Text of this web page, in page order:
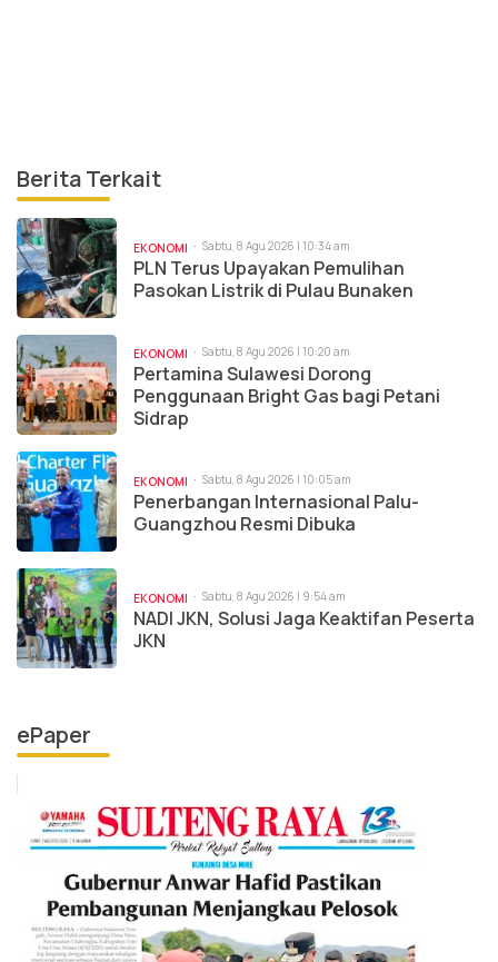
Berita Terkait
EKONOMI Sabtu, 8 Agu 2026 | 10:34 am
PLN Terus Upayakan Pemulihan
Pasokan Listrik di Pulau Bunaken
EKONOMI Sabtu, 8 Agu 2026 | 10:20 am
Pertamina Sulawesi Dorong
Penggunaan Bright Gas bagi Petani
Sidrap
EKONOMI Sabtu, 8 Agu 2026 | 10:05 am
Penerbangan Internasional Palu-
Guangzhou Resmi Dibuka
EKONOMI Sabtu, 8 Agu 2026 | 9:54 am
NADI JKN, Solusi Jaga Keaktifan Peserta
JKN
ePaper